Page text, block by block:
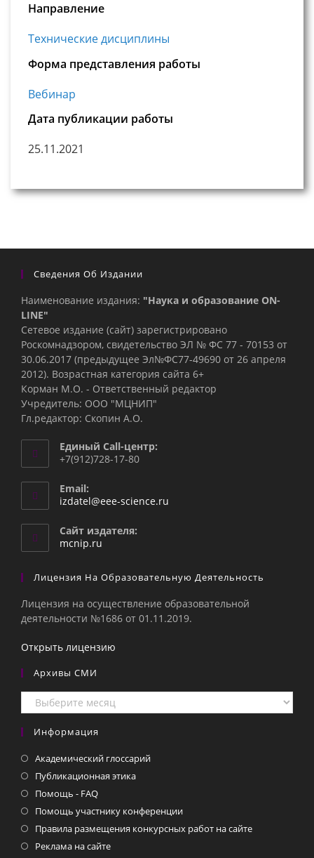
Направление
Технические дисциплины
Форма представления работы
Вебинар
Дата публикации работы
25.11.2021
Сведения Об Издании
Наименование издания: "Наука и образование ON-
LINE"
Сетевое издание (сайт) зарегистрировано
Роскомнадзором, свидетельство ЭЛ № ФС 77 - 70153 от
30.06.2017 (предыдущее Эл№ФC77-49690 от 26 апреля
2012). Возрастная категория сайта 6+
Корман М.О. - Ответственный редактор
Учредитель: ООО "МЦНИП"
Гл.редактор: Скопин А.О.
Единый Call-центр:
+7(912)728-17-80
Email:
izdatel@eee-science.ru
Сайт издателя:
mcnip.ru
Лицензия На Образовательную Деятельность
Лицензия на осуществление образовательной
деятельности №1686 от 01.11.2019.
Открыть лицензию
Архивы СМИ
Архивы
СМИ
Информация
Академический глоссарий
Публикационная этика
Помощь - FAQ
Помощь участнику конференции
Правила размещения конкурсных работ на сайте
Реклама на сайте